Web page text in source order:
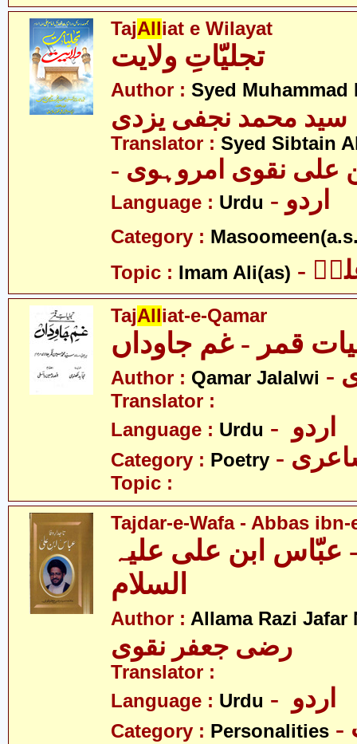
TajAlliat e Wilayat
تجلیّاتِ ولایت
Author : Syed Muhammad
سید محمد نجفی یزدی
Translator : Syed Sibtain
علی نقوی امروہوی
Language : Urdu - اردو
Category :
Topic : Imam Ali(as)
TajAlliat-e-Qamar
قمر - غم جاوداں
Author : Qamar Jalalwi
Translator :
Language : Urdu
Category : Poetry
Topic :
Tajdar-e-Wafa - Abbas ibn-
- عبّاس ابن علی علیہ
Author : Allama Razi Jafar
رضی جعفر نقوی
Translator :
Language : Urdu
Category : Personalities